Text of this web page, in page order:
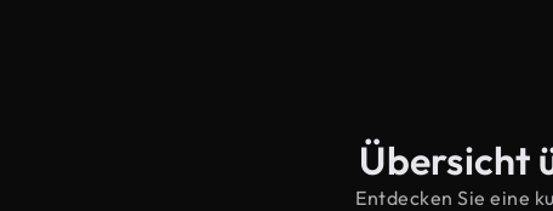
Übersicht
Entdecken Sie eine